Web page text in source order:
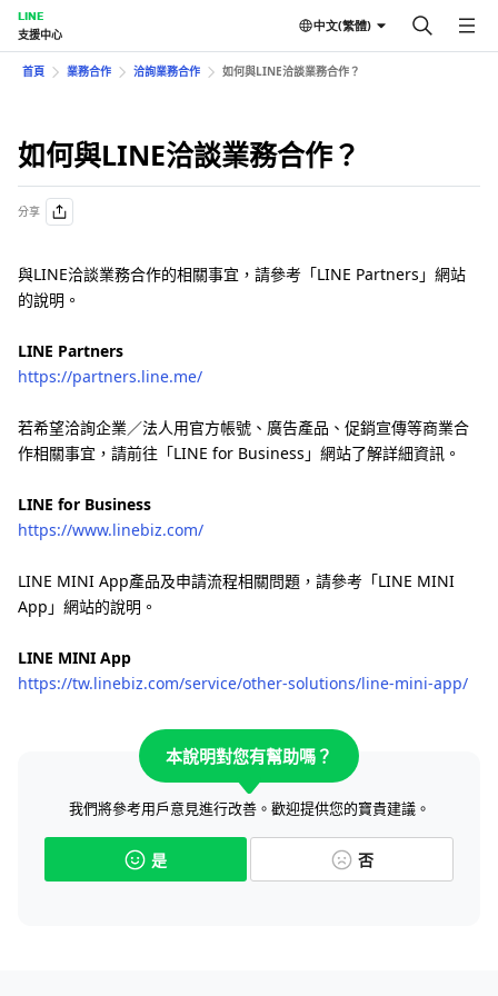
LINE
支援中心
中文(繁體)
首頁 業務合作 洽詢業務合作 如何與LINE洽談業務合作？
如何與LINE洽談業務合作？
分享
與LINE洽談業務合作的相關事宜，請參考「LINE Partners」網站
的說明。
LINE Partners
https://partners.line.me/
若希望洽詢企業／法人用官方帳號、廣告產品、促銷宣傳等商業合
作相關事宜，請前往「LINE for Business」網站了解詳細資訊。
LINE for Business
https://www.linebiz.com/
LINE MINI App產品及申請流程相關問題，請參考「LINE MINI
App」網站的說明。
LINE MINI App
https://tw.linebiz.com/service/other-solutions/line-mini-app/
本說明對您有幫助嗎？
我們將參考用戶意見進行改善。歡迎提供您的寶貴建議。
是 否